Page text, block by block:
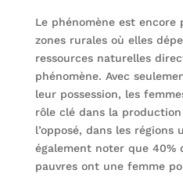
Le phénomène est
zones rurales où elles
ressources naturelles
phénomène. Avec
leur possession, les
rôle clé dans la
l’opposé, dans les régions
également noter que 40%
pauvres ont une femme